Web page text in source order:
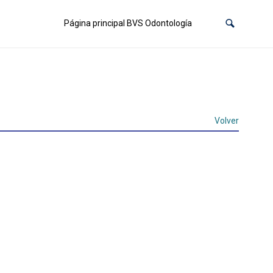
Página principal BVS Odontología
Volver